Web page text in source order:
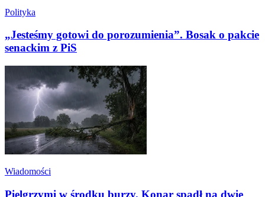
Polityka
„Jesteśmy gotowi do porozumienia”. Bosak o pakcie
senackim z PiS
Wiadomości
Pielgrzymi w środku burzy. Konar spadł na dwie